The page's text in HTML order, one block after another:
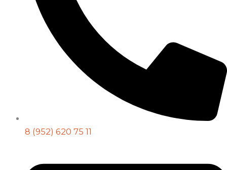
8 (952) 620 75 11